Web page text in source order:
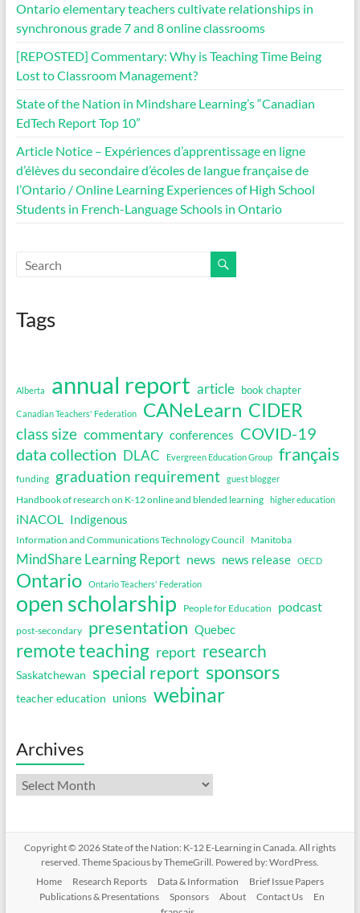
Ontario elementary teachers cultivate relationships in
synchronous grade 7 and 8 online classrooms
[REPOSTED] Commentary: Why is Teaching Time Being
Lost to Classroom Management?
State of the Nation in Mindshare Learning’s “Canadian
EdTech Report Top 10”
Article Notice – Expériences d’apprentissage en ligne
d’élèves du secondaire d’écoles de langue française de
l’Ontario / Online Learning Experiences of High School
Students in French-Language Schools in Ontario
Tags
Alberta annual report article book chapter
Canadian Teachers' Federation CANeLearn CIDER
class size commentary conferences COVID-19
data collection DLAC Evergreen Education Group français
funding graduation requirement guest blogger
Handbook of research on K-12 online and blended learning higher education
iNACOL Indigenous
Information and Communications Technology Council Manitoba
MindShare Learning Report news news release OECD
Ontario Ontario Teachers' Federation
open scholarship People for Education podcast
post-secondary presentation Quebec
remote teaching report research
Saskatchewan special report sponsors
teacher education unions webinar
Archives
Archives
Copyright © 2026State of the Nation: K-12 E-Learning in Canada. All rights
reserved. ThemeSpaciousby ThemeGrill. Powered by: WordPress.
Home
Research Reports Data & Information
Brief Issue Papers
Publications & Presentations
Sponsors About Contact Us
En